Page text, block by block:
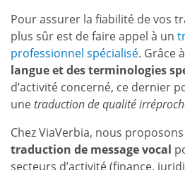
Pour assurer la fiabilité de vos
plus sûr est defaire appel à un
professionnel spécialisé. Grâce
langue et des terminologies
d’activité concerné, ce dernier
unetraduction de qualité
Chez ViaVerbia, nous proposons
traduction de message vocal
secteurs d’activité (finance,